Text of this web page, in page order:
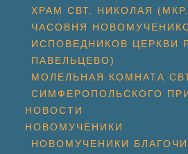
ХРАМ СВТ. НИКОЛАЯ
ЧАСОВНЯ
ИСПОВЕДНИКОВ ЦЕРКВИ
ПАВЕЛЬЦЕВО)
МОЛЕЛЬНАЯ КОМНАТА
СИМФЕРОПОЛЬСКОГО
НОВОСТИ
НОВОМУЧЕНИКИ
НОВОМУЧЕНИКИ